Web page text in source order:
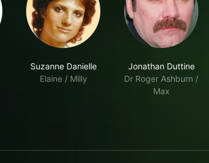
Suzanne Danielle
Elaine / Milly
Jonathan Duttine
Dr Roger Ashburn /
Max